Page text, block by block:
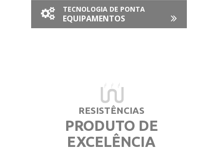
TECNOLOGIA DE PONTA
EQUIPAMENTOS
RESISTÊNCIAS
PRODUTO DE
EXCELÊNCIA